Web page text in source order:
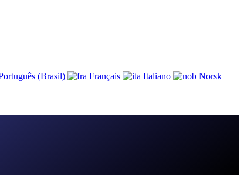
(Brasil) Français Italiano
Norsk